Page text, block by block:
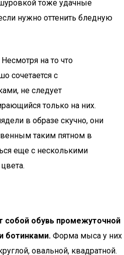
тоже удачные
нужно оттенить бледную
Несмотря на то что
сочетается с
не следует
только на них.
в образе скучно, они
таким пятном в
еще с несколькими
собой обувь промежуточной
ботинками. Форма мыса у них
овальной, квадратной.